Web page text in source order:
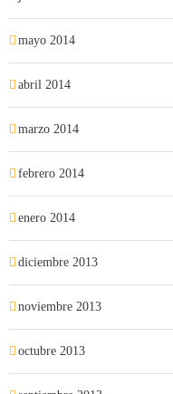
mayo 2014
abril 2014
marzo 2014
febrero 2014
enero 2014
diciembre 2013
noviembre 2013
octubre 2013